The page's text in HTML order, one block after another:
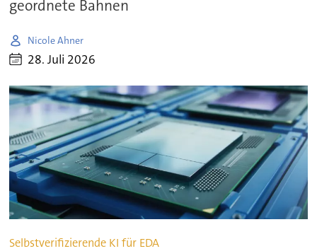
geordnete Bahnen
Nicole Ahner
28. Juli 2026
Selbstverifizierende KI für EDA